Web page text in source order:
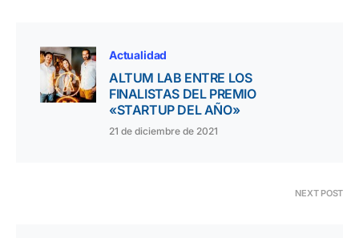
Actualidad
ALTUM LAB ENTRE LOS
FINALISTAS DEL PREMIO
«STARTUP DEL AÑO»
21 de diciembre de 2021
NEXT POST